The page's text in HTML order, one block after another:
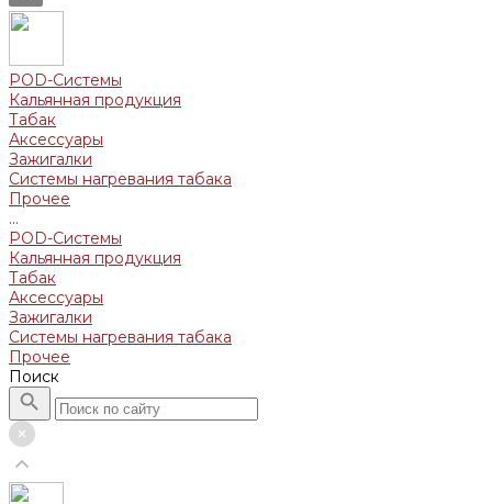
POD-Системы
Кальянная продукция
Табак
Аксессуары
Зажигалки
Системы нагревания табака
Прочее
...
POD-Системы
Кальянная продукция
Табак
Аксессуары
Зажигалки
Системы нагревания табака
Прочее
Поиск